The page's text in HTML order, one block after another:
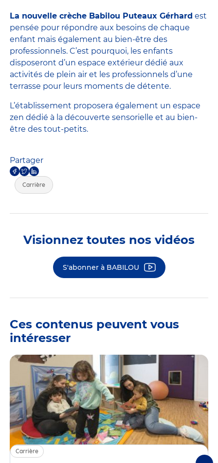
La nouvelle crèche Babilou Puteaux Gérhard est
pensée pour répondre aux besoins de chaque
enfant mais également au bien-être des
professionnels. C’est pourquoi, les enfants
disposeront d’un espace extérieur dédié aux
activités de plein air et les professionnels d’une
terrasse pour leurs moments de détente.
L’établissement proposera également un espace
zen dédié à la découverte sensorielle et au bien-
être des tout-petits.
Partager
Carrière
Visionnez toutes nos vidéos
S'abonner à BABILOU
Ces contenus peuvent vous
intéresser
Carrière